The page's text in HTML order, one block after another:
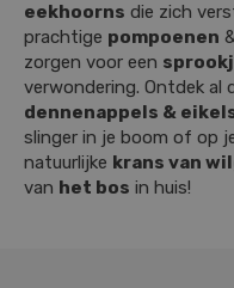
eekhoorns die zich
prachtige pompoenen
zorgen voor een
verwondering. Ontdek al
dennenappels &
slinger in je boom of op
natuurlijke krans van
van het bos in huis!